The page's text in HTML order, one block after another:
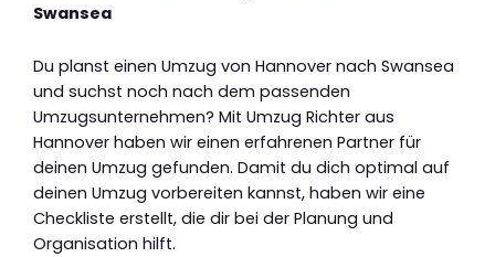
Swansea
Du planst einen Umzug von Hannover nach Swansea
und suchst noch nach dem passenden
Umzugsunternehmen? Mit Umzug Richter aus
Hannover haben wir einen erfahrenen Partner für
deinen Umzug gefunden. Damit du dich optimal auf
deinen Umzug vorbereiten kannst, haben wir eine
Checkliste erstellt, die dir bei der Planung und
Organisation hilft.